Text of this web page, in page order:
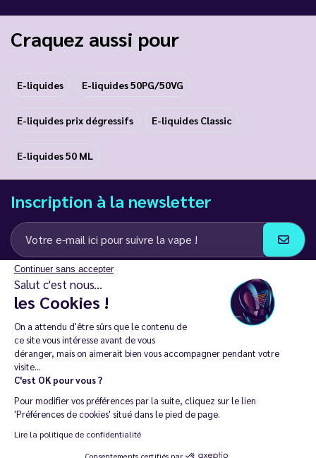
Continuer sans accepter
Salut c'est nous...
les Cookies !
On a attendu d'être sûrs que le contenu de
ce site vous intéresse avant de vous
déranger, mais on aimerait bien vous accompagner pendant votre
visite...
C'est OK pour vous ?
Pour modifier vos préférences par la suite, cliquez sur le lien
'Préférences de cookies' situé dans le pied de page.
Lire la politique de confidentialité
Consentements certifiés par
Craquez aussi pour
E-liquides E-liquides 50PG/50VG
E-liquides prix dégressifs E-liquides Classic
E-liquides 50 ML
Inscription à la newsletter
J’accepte de recevoir des communications e-mail et SMS de la part de
LD Groupe
Restez en contact
La vente de cigarette électronique est interdite chez les moins de
18 ans. 🔞
Copyright © 2014 - 2026 Le Vapoteur Discount - Tous droits